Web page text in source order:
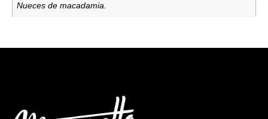
Nueces de macadamia.